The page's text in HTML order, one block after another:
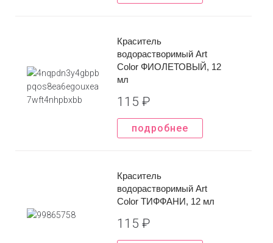
Краситель
водорастворимый Art
Color ФИОЛЕТОВЫЙ, 12
мл
115 ₽
подробнее
Краситель
водорастворимый Art
Color ТИФФАНИ, 12 мл
115 ₽